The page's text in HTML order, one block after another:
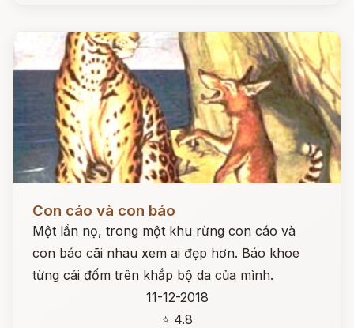
Con cáo và con báo
Một lần nọ, trong một khu rừng con cáo và
con báo cãi nhau xem ai đẹp hơn. Báo khoe
từng cái đốm trên khắp bộ da của mình.
11-12-2018
⭐ 4.8